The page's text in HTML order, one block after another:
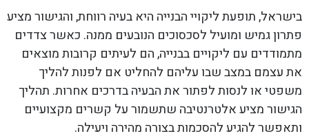
בישראל, תופעת ליקויי הבנייה היא בעיה רווחת, והגישור מציע
פתרון גמיש ומועיל לסכסוכים הנובעים ממנה. כאשר צדדים
מתמודדים עם ליקויים בבנייה, הם לעיתים קרובות מוצאים
את עצמם במצב שבו עליהם להחליט אם לפנות להליך
משפטי או לנסות לפתור את הבעיה בדרכים אחרות. תהליך
הגישור מציע אלטרנטיבה שתשמור על קשרים מקצועיים
ותאפשר להגיע להסכמות בצורה מהירה ויעילה.